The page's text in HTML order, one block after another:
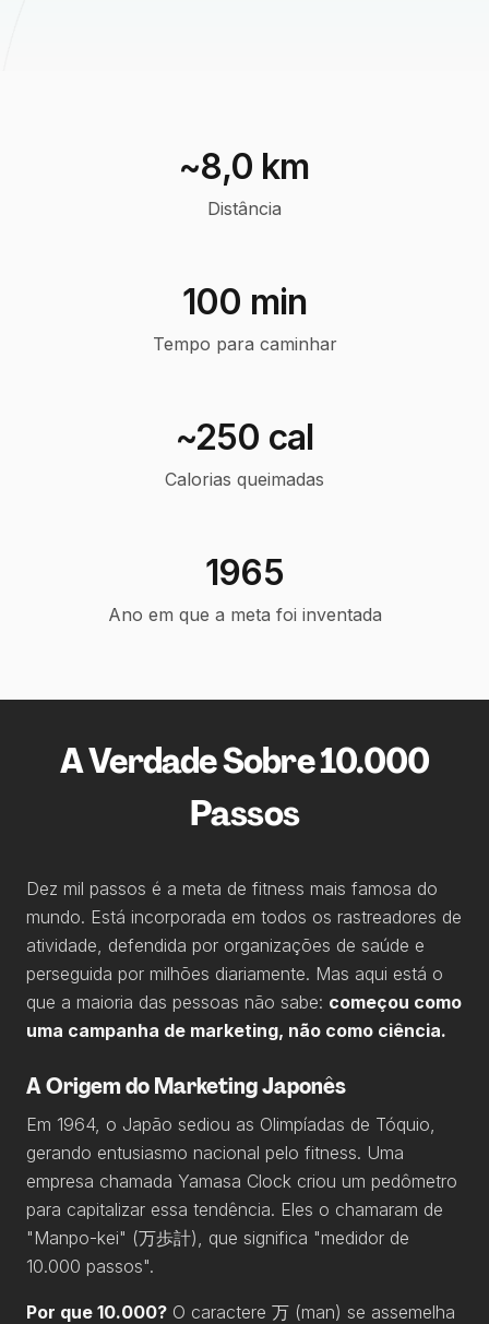
Distância
~8,0 km
Tempo para caminhar
100 min
Calorias queimadas
~250 cal
Ano em que a meta foi inventada
1965
A Verdade Sobre 10.000
Passos
Dez mil passos é a meta de fitness mais famosa do
mundo. Está incorporada em todos os rastreadores de
atividade, defendida por organizações de saúde e
perseguida por milhões diariamente. Mas aqui está o
que a maioria das pessoas não sabe: começou como
uma campanha de marketing, não como ciência.
A Origem do Marketing Japonês
Em 1964, o Japão sediou as Olimpíadas de Tóquio,
gerando entusiasmo nacional pelo fitness. Uma
empresa chamada Yamasa Clock criou um pedômetro
para capitalizar essa tendência. Eles o chamaram de
"Manpo-kei" (万歩計), que significa "medidor de
10.000 passos".
Por que 10.000? O caractere 万 (man) se assemelha